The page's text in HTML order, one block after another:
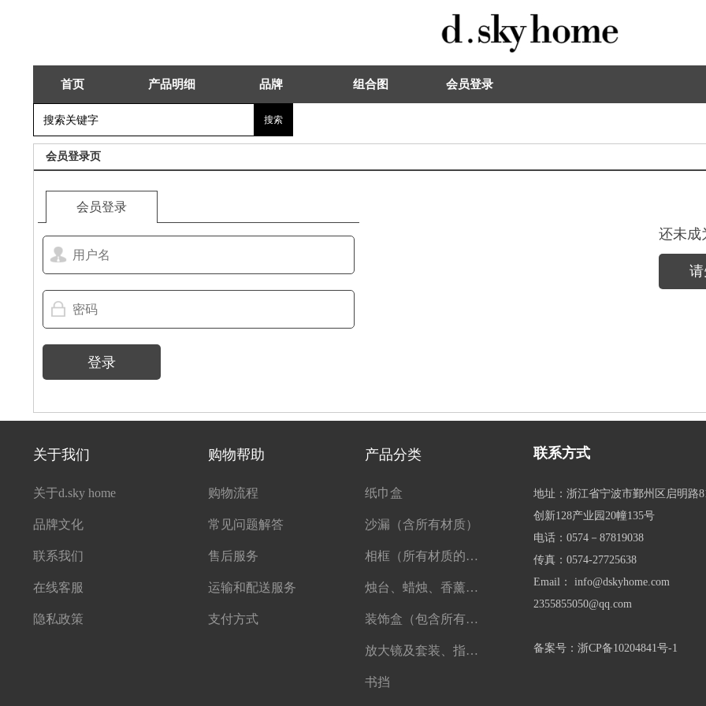
首页 产品明细 品牌 组合图 会员登录
会员登录页
会员登录
登录
还未成
关于我们
关于d.sky home
品牌文化
联系我们
在线客服
隐私政策
购物帮助
购物流程
常见问题解答
售后服务
运输和配送服务
支付方式
产品分类
纸巾盒
沙漏（含所有材质）
相框（所有材质的相框）
烛台、蜡烛、香薰、精油及一切香薰制品
装饰盒（包含所有盒子）
放大镜及套装、指南针、望远镜
书挡
地址：浙江省宁波市鄞州区启明路
创新128产业园20幢135号
电话：0574－87819038
传真：0574-27725638
Email： info@dskyhome.com
2355855050@qq.com
备案号：浙CP备10204841号-1
联系方式